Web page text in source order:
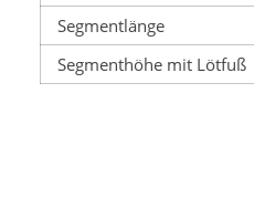
Segmentlänge
Segmenthöhe mit Lötfuß